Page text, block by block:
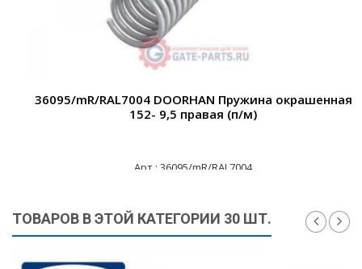
36095/mR/RAL7004 DOORHAN Пружина окрашенная
152- 9,5 правая (п/м)
Арт.: 36095/mR/RAL7004
ТОВАРОВ В ЭТОЙ КАТЕГОРИИ 30 ШТ.